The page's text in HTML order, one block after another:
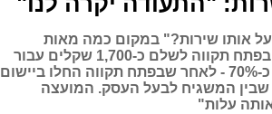
אותו שירות?" במקום כמה מאות
בודדות נדרשו בעלי עסקים בפתח תקווה לשלם כ-1,700 שקלים עבור
תעודת הכשרות - עלייה של כ-70% - לאחר שבפתח תקווה החלו ביישום
שבין המשגיח לבעל העסק. המועצה
עלות"